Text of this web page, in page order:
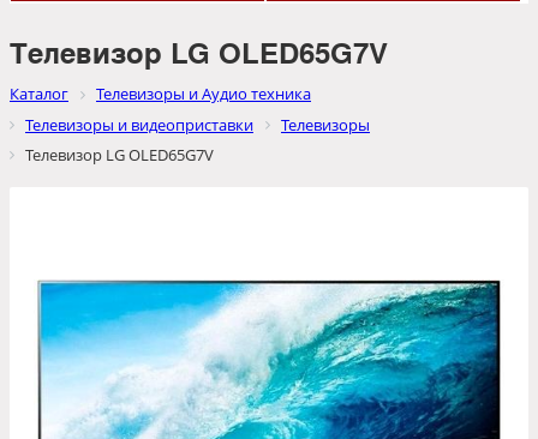
Телевизор LG OLED65G7V
Каталог
Телевизоры и Аудио техника
Телевизоры и видеоприставки
Телевизоры
Телевизор LG OLED65G7V